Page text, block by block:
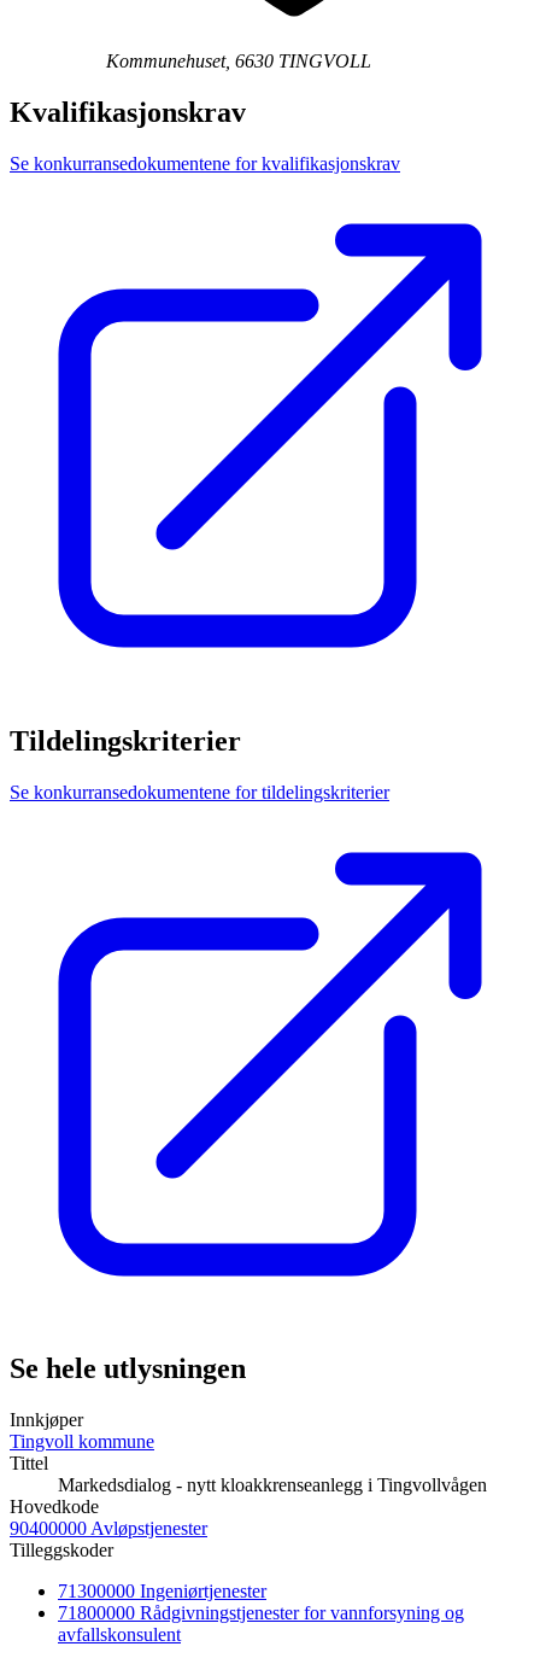
Kommunehuset, 6630 TINGVOLL
Kvalifikasjonskrav
Se konkurransedokumentene for kvalifikasjonskrav
Tildelingskriterier
Se konkurransedokumentene for tildelingskriterier
Se hele utlysningen
Innkjøper
Tingvoll kommune
Tittel
Markedsdialog - nytt kloakkrenseanlegg i Tingvollvågen
Hovedkode
90400000 Avløpstjenester
Tilleggskoder
71300000 Ingeniørtjenester
71800000 Rådgivningstjenester for vannforsyning og
avfallskonsulent